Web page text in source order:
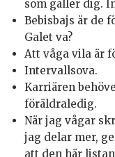
som gäller dig.
Bebisbajs är de
Galet va?
Att våga vila är
Intervallsova.
Karriären
föräldraledig.
När jag vågar
jag delar mer,
att den här